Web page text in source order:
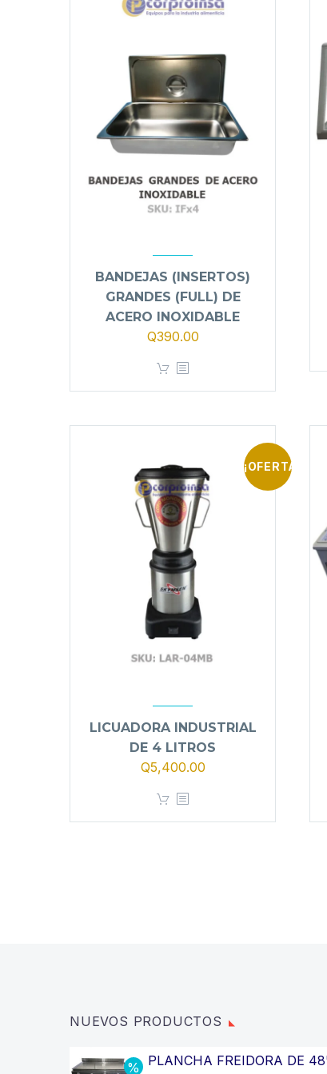
BANDEJAS (INSERTOS)
GRANDES (FULL) DE
ACERO INOXIDABLE
Q390.00
¡OFERTA!
LICUADORA INDUSTRIAL
DE 4 LITROS
El
original
era:
Q5,400.00El
es:
NUEVOS PRODUCTOS
PLANCHA FREIDORA DE